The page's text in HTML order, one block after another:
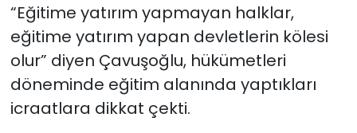
“Eğitime yatırım yapmayan halklar,
eğitime yatırım yapan devletlerin kölesi
olur” diyen Çavuşoğlu, hükümetleri
döneminde eğitim alanında yaptıkları
icraatlara dikkat çekti.